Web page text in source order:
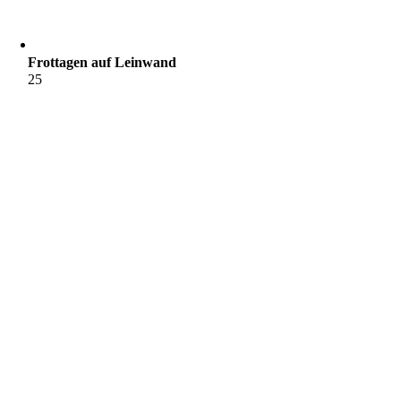
Frottagen auf Leinwand
25